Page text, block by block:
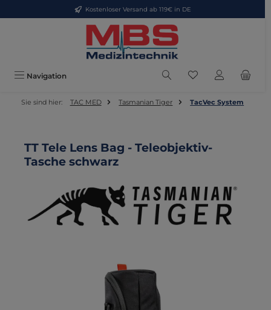
Zum Hauptinhalt springenKostenloser Versand ab 119€ in DE
Navigation Du hast 0
Sie sind hier: TAC MED Tasmanian Tiger TacVec System
TT Tele Lens Bag - Teleobjektiv-
Tasche schwarz